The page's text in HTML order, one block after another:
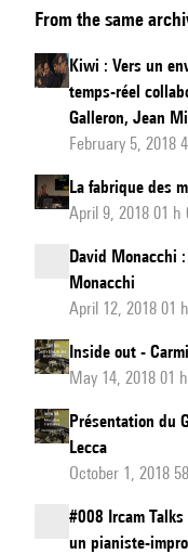
la
musique
par
geste
From the same
Kiwi : Vers un
temps-réel
Galleron, Jean
February 5, 2018
La fabrique des
April 9, 2018 01 h
David Monacchi :
Monacchi
April 12, 2018 01
Inside out -
May 14, 2018 01
Présentation du
Lecca
October 1, 2018
#008 Ircam Talks
un pianiste-